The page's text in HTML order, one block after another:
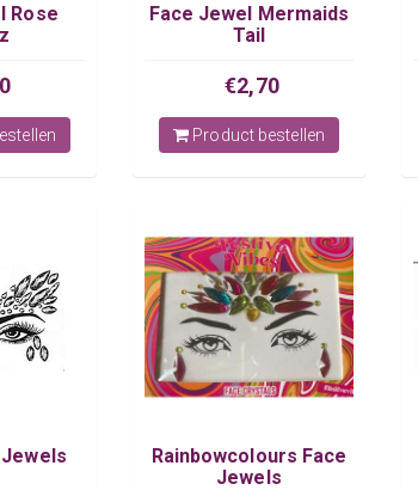
Rose
Face Jewel Mermaids
Tail
€2,70
Product bestellen
Rainbowcolours Face
Jewels